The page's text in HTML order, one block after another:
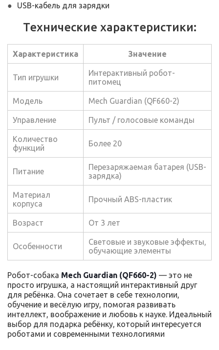
USB-кабель для зарядки
Технические характеристики:
Характеристика Значение
Тип игрушки
Интерактивный робот-
питомец
Модель Mech Guardian (QF660-2)
Управление Пульт / голосовые команды
Количество
функций
Более 20
Питание
Перезаряжаемая батарея (USB-
зарядка)
Материал
корпуса
Прочный ABS-пластик
Возраст От 3 лет
Особенности
Световые и звуковые эффекты,
обучающие элементы
Робот-собака Mech Guardian (QF660-2) — это не
просто игрушка, а настоящий интерактивный друг
для ребёнка. Она сочетает в себе технологии,
обучение и весёлую игру, помогая развивать
интеллект, воображение и любовь к науке. Идеальный
выбор для подарка ребёнку, который интересуется
роботами и современными технологиями